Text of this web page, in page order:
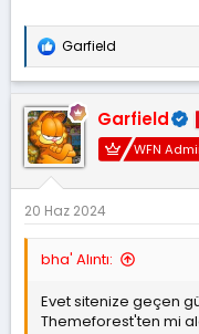
T
e
p
k
i
l
e
:
Garfield
Garfield
WFN
20 Haz 2024
bha' Alıntı:
Evet sitenize geçen
Themeforest'ten mi